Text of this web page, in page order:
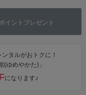
ポイントプレゼント
タルがおトクに！
ゆめやかた)」
になります♪